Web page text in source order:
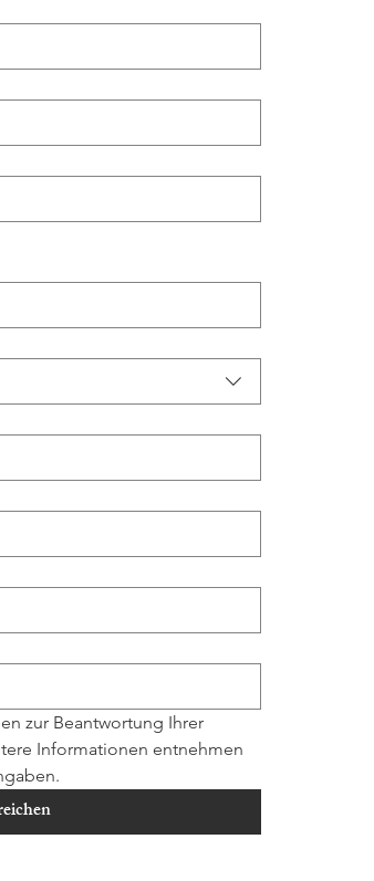
zur Beantwortung Ihrer
Informationen entnehmen